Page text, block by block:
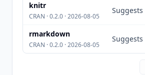
knitr
CRAN · 0.2.0 · 2026-08-05
Suggests
rmarkdown
CRAN · 0.2.0 · 2026-08-05
Suggests